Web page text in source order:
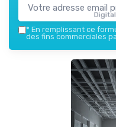
* En remplissant ce
des fins commerciales